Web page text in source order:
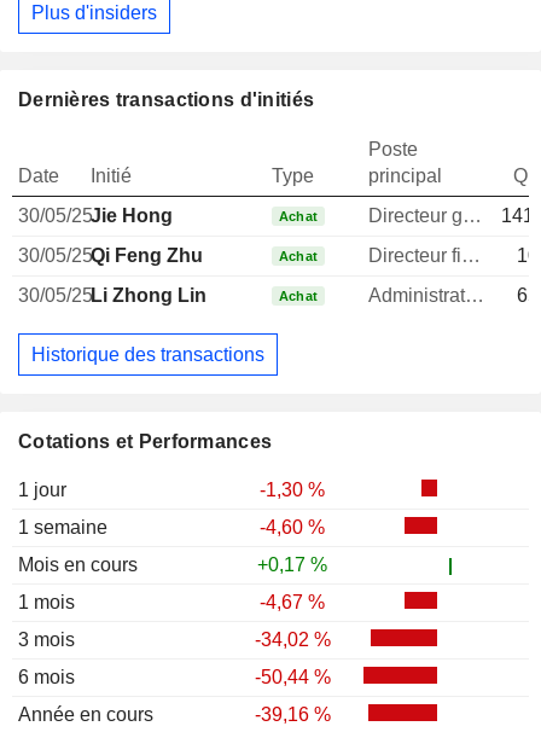
Cotations et Performances
1 jour
-1,30 %
1 semaine
-4,60 %
Mois en cours
+0,17 %
1 mois
-4,67 %
3 mois
-34,02 %
6 mois
-50,44 %
Année en cours
-39,16 %
Plus d'insiders
Dernières transactions d'initiés
Date Initié Type
Poste
principal
30/05/25Jie Hong Achat Directeur general
141
30/05/25Qi Feng Zhu Achat Directeur financier
30/05/25Li Zhong Lin Achat Administrateur
Historique des transactions